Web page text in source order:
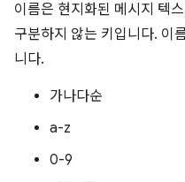
이름은 현지화된 메시지 텍
구분하지 않는 키입니다. 이
니다.
가나다순
a-z
0-9